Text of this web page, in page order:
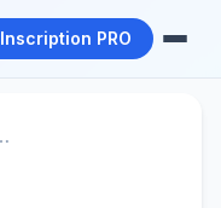
Inscription PRO